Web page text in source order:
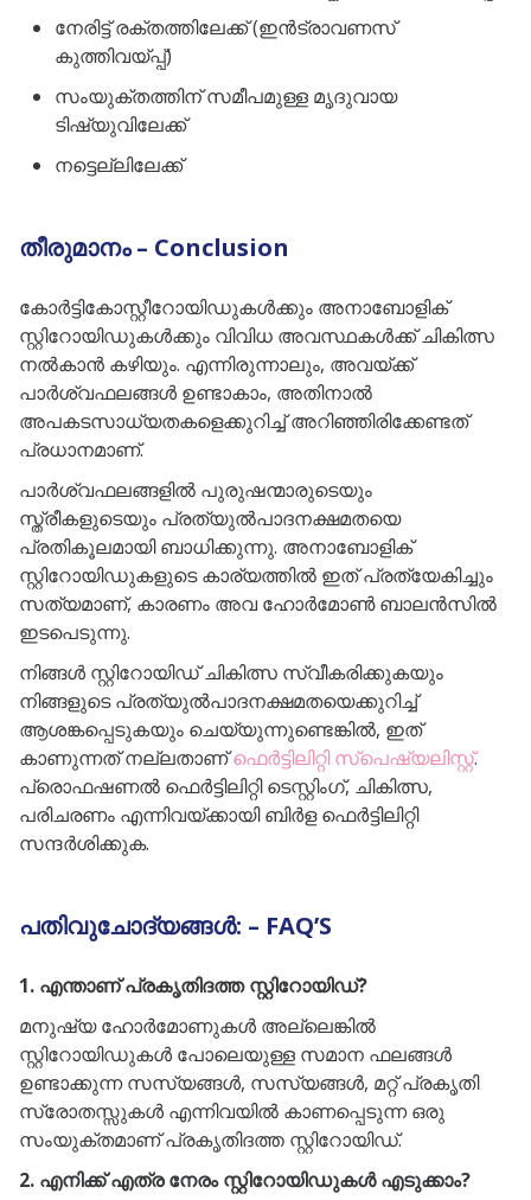
നേരിട്ട് രക്തത്തിലേക്ക് (ഇൻട്രാവണസ്
കുത്തിവയ്പ്പ്)
സംയുക്തത്തിന് സമീപമുള്ള മൃദുവായ
ടിഷ്യുവിലേക്ക്
നട്ടെല്ലിലേക്ക്
തീരുമാനം – Conclusion
കോർട്ടികോസ്റ്റീറോയിഡുകൾക്കും അനാബോളിക്
സ്റ്റിറോയിഡുകൾക്കും വിവിധ അവസ്ഥകൾക്ക് ചികിത്സ
നൽകാൻ കഴിയും. എന്നിരുന്നാലും, അവയ്ക്ക്
പാർശ്വഫലങ്ങൾ ഉണ്ടാകാം, അതിനാൽ
അപകടസാധ്യതകളെക്കുറിച്ച് അറിഞ്ഞിരിക്കേണ്ടത്
പ്രധാനമാണ്.
പാർശ്വഫലങ്ങളിൽ പുരുഷന്മാരുടെയും
സ്ത്രീകളുടെയും പ്രത്യുൽപാദനക്ഷമതയെ
പ്രതികൂലമായി ബാധിക്കുന്നു. അനാബോളിക്
സ്റ്റിറോയിഡുകളുടെ കാര്യത്തിൽ ഇത് പ്രത്യേകിച്ചും
സത്യമാണ്, കാരണം അവ ഹോർമോൺ ബാലൻസിൽ
ഇടപെടുന്നു.
നിങ്ങൾ സ്റ്റിറോയിഡ് ചികിത്സ സ്വീകരിക്കുകയും
നിങ്ങളുടെ പ്രത്യുൽപാദനക്ഷമതയെക്കുറിച്ച്
ആശങ്കപ്പെടുകയും ചെയ്യുന്നുണ്ടെങ്കിൽ, ഇത്
കാണുന്നത് നല്ലതാണ്ഫെർട്ടിലിറ്റി സ്പെഷ്യലിസ്റ്റ്.
പ്രൊഫഷണൽ ഫെർട്ടിലിറ്റി ടെസ്റ്റിംഗ്, ചികിത്സ,
പരിചരണം എന്നിവയ്ക്കായി ബിർള ഫെർട്ടിലിറ്റി
സന്ദർശിക്കുക.
പതിവുചോദ്യങ്ങൾ: – FAQ’S
1. എന്താണ് പ്രകൃതിദത്ത സ്റ്റിറോയിഡ്?
മനുഷ്യ ഹോർമോണുകൾ അല്ലെങ്കിൽ
സ്റ്റിറോയിഡുകൾ പോലെയുള്ള സമാന ഫലങ്ങൾ
ഉണ്ടാക്കുന്ന സസ്യങ്ങൾ, സസ്യങ്ങൾ, മറ്റ് പ്രകൃതി
സ്രോതസ്സുകൾ എന്നിവയിൽ കാണപ്പെടുന്ന ഒരു
സംയുക്തമാണ് പ്രകൃതിദത്ത സ്റ്റിറോയിഡ്.
2. എനിക്ക് എത്ര നേരം സ്റ്റിറോയിഡുകൾ എടുക്കാം?